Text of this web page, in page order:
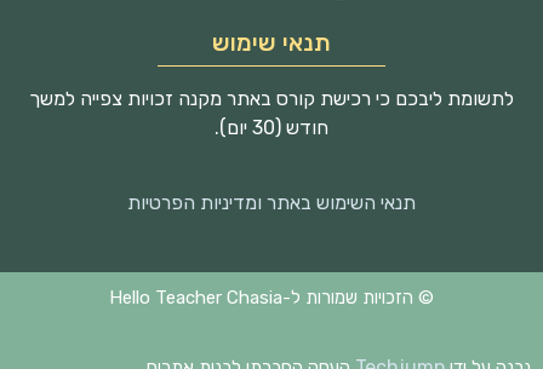
תנאי שימוש
לתשומת ליבכם כי רכישת קורס באתר מקנה זכויות צפייה למשך
חודש (30 יום).
תנאי השימוש באתר ומדיניות הפרטיות
© הזכויות שמורות ל-Hello Teacher Chasia